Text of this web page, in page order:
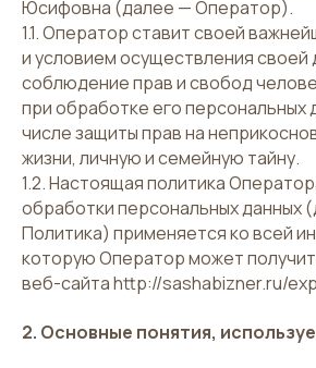
Юсифовна (далее — Оператор).
1.1. Оператор ставит своей
и условием осуществления своей
соблюдение прав и свобод
при обработке его персональных
числе защиты прав на
жизни, личную и семейную тайну.
1.2. Настоящая политика
обработки персональных данных
Политика) применяется ко всей
которую Оператор может
веб-сайтаhttp://sashabizner.ru/
2. Основные понятия,